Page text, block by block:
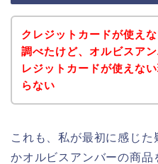
クレジットカードが使え
調べたけど、オルビスア
レジットカードが使えな
らない
これも、私が最初に感じ
かオルビスアンバーの商